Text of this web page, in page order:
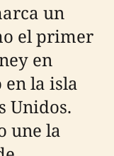
un
el primer
en
la isla
Unidos.
une la